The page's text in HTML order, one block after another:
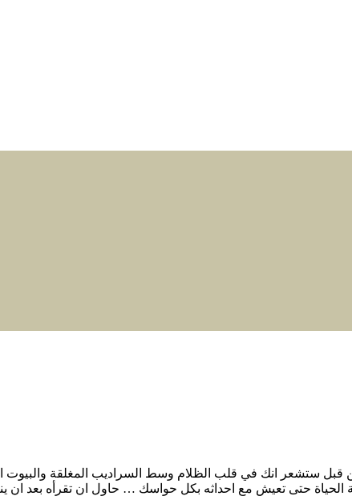
ستشعر انك في قلب الظلام وسط السراديب المغلقة والبيوت
حتى تعيش مع احداثه بكل حواسك … حاول ان تقرأه بعد ان